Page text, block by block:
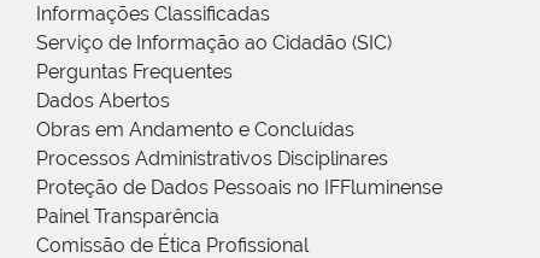
Informações Classificadas
Serviço de Informação ao Cidadão (SIC)
Perguntas Frequentes
Dados Abertos
Obras em Andamento e Concluídas
Processos Administrativos Disciplinares
Proteção de Dados Pessoais no IFFluminense
Painel Transparência
Comissão de Ética Profissional